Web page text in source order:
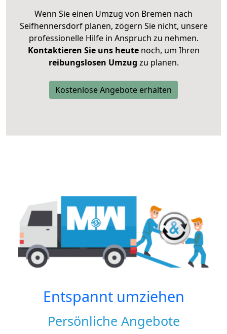
Wenn Sie einen Umzug von Bremen nach
Seifhennersdorf planen, zögern Sie nicht, unsere
professionelle Hilfe in Anspruch zu nehmen.
Kontaktieren Sie uns heutenoch, um Ihren
reibungslosen Umzug zu planen.
Kostenlose Angebote erhalten
Entspannt umziehen
Persönliche Angebote